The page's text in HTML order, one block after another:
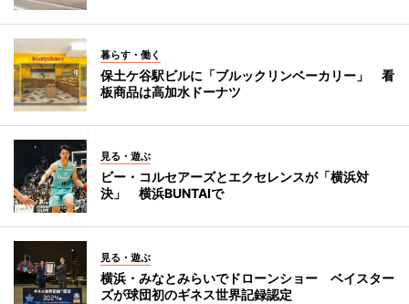
暮らす・働く
保土ケ谷駅ビルに「ブルックリンベーカリー」 看
板商品は高加水ドーナツ
見る・遊ぶ
ビー・コルセアーズとエクセレンスが「横浜対
決」 横浜BUNTAIで
見る・遊ぶ
横浜・みなとみらいでドローンショー ベイスター
ズが球団初のギネス世界記録認定